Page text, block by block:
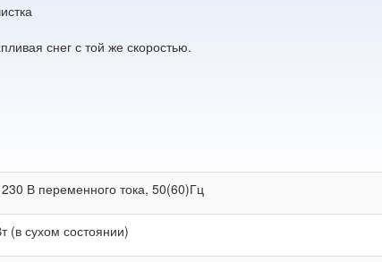
снег с той же скоростью.
В переменного тока, 50(60)Гц
(в сухом состоянии)